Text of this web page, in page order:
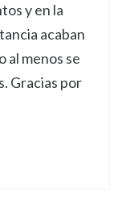
y en la
acaban
al menos se
Gracias por